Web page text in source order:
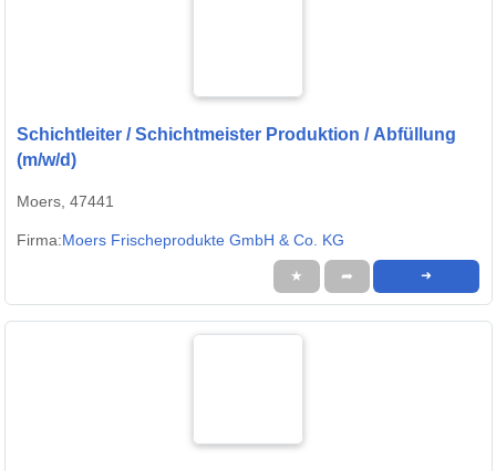
Schichtleiter / Schichtmeister Produktion / Abfüllung
(m/w/d)
Moers, 47441
Firma:Moers Frischeprodukte GmbH & Co. KG
★ ➦ ➜